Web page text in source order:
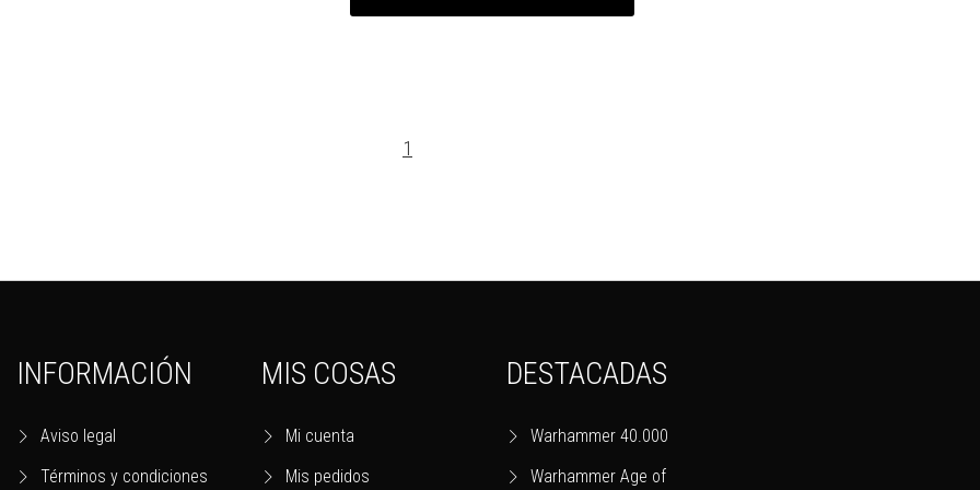
1
INFORMACIÓN
Aviso legal
Términos y condiciones
MIS COSAS
Mi cuenta
Mis pedidos
DESTACADAS
Warhammer 40.000
Warhammer Age of